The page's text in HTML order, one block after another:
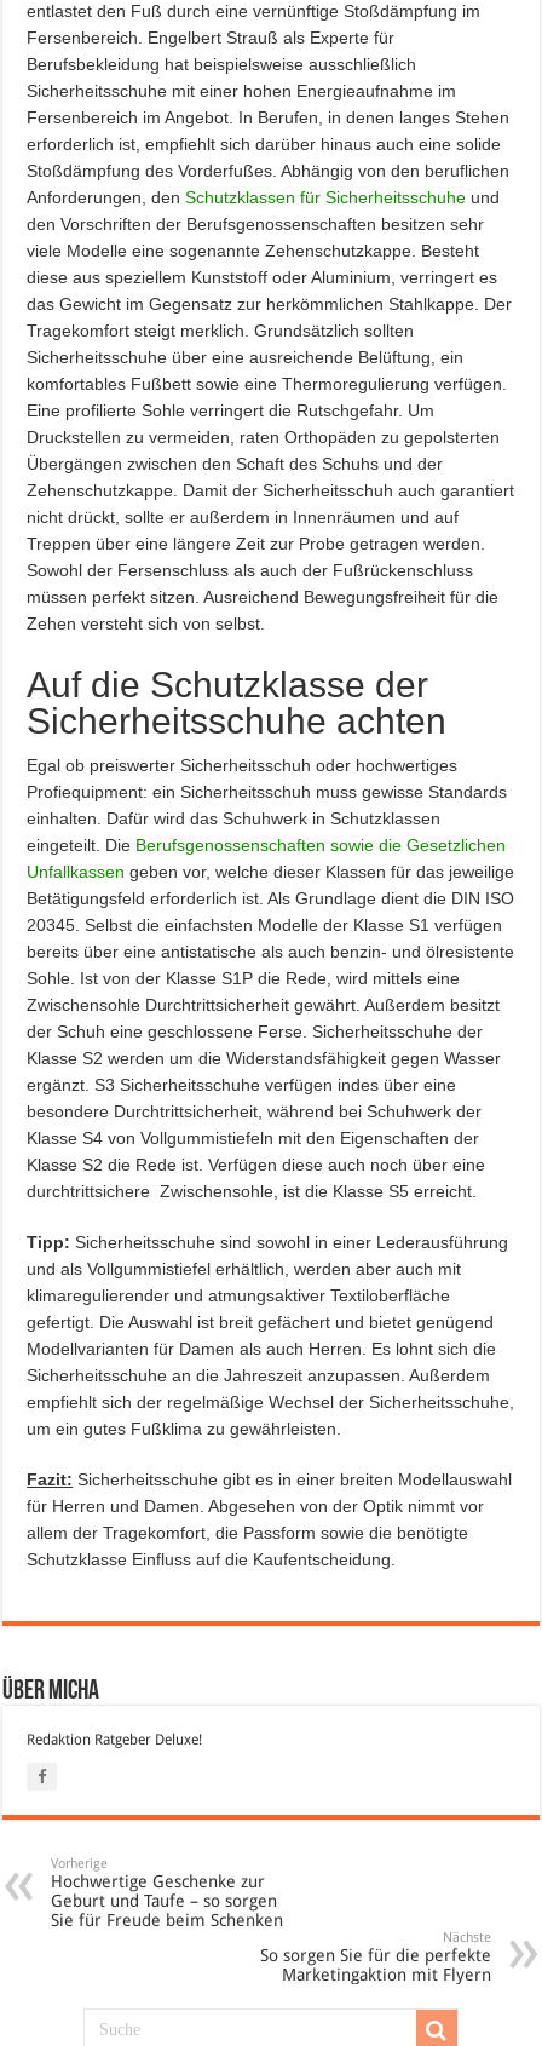
entlastet den Fuß durch eine vernünftige Stoßdämpfung im
Fersenbereich. Engelbert Strauß als Experte für
Berufsbekleidung hat beispielsweise ausschließlich
Sicherheitsschuhe mit einer hohen Energieaufnahme im
Fersenbereich im Angebot. In Berufen, in denen langes Stehen
erforderlich ist, empfiehlt sich darüber hinaus auch eine solide
Stoßdämpfung des Vorderfußes. Abhängig von den beruflichen
Anforderungen, denSchutzklassen für Sicherheitsschuhe und
den Vorschriften der Berufsgenossenschaften besitzen sehr
viele Modelle eine sogenannte Zehenschutzkappe. Besteht
diese aus speziellem Kunststoff oder Aluminium, verringert es
das Gewicht im Gegensatz zur herkömmlichen Stahlkappe. Der
Tragekomfort steigt merklich. Grundsätzlich sollten
Sicherheitsschuhe über eine ausreichende Belüftung, ein
komfortables Fußbett sowie eine Thermoregulierung verfügen.
Eine profilierte Sohle verringert die Rutschgefahr. Um
Druckstellen zu vermeiden, raten Orthopäden zu gepolsterten
Übergängen zwischen den Schaft des Schuhs und der
Zehenschutzkappe. Damit der Sicherheitsschuh auch garantiert
nicht drückt, sollte er außerdem in Innenräumen und auf
Treppen über eine längere Zeit zur Probe getragen werden.
Sowohl der Fersenschluss als auch der Fußrückenschluss
müssen perfekt sitzen. Ausreichend Bewegungsfreiheit für die
Zehen versteht sich von selbst.
Auf die Schutzklasse der
Sicherheitsschuhe achten
Egal ob preiswerter Sicherheitsschuh oder hochwertiges
Profiequipment: ein Sicherheitsschuh muss gewisse Standards
einhalten. Dafür wird das Schuhwerk in Schutzklassen
eingeteilt. Die Berufsgenossenschaften sowie die Gesetzlichen
Unfallkassen geben vor, welche dieser Klassen für das jeweilige
Betätigungsfeld erforderlich ist. Als Grundlage dient die DIN ISO
20345. Selbst die einfachsten Modelle der Klasse S1 verfügen
bereits über eine antistatische als auch benzin- und ölresistente
Sohle. Ist von der Klasse S1P die Rede, wird mittels eine
Zwischensohle Durchtrittsicherheit gewährt. Außerdem besitzt
der Schuh eine geschlossene Ferse. Sicherheitsschuhe der
Klasse S2 werden um die Widerstandsfähigkeit gegen Wasser
ergänzt. S3 Sicherheitsschuhe verfügen indes über eine
besondere Durchtrittsicherheit, während bei Schuhwerk der
Klasse S4 von Vollgummistiefeln mit den Eigenschaften der
Klasse S2 die Rede ist. Verfügen diese auch noch über eine
durchtrittsichere Zwischensohle, ist die Klasse S5 erreicht.
Tipp: Sicherheitsschuhe sind sowohl in einer Lederausführung
und als Vollgummistiefel erhältlich, werden aber auch mit
klimaregulierender und atmungsaktiver Textiloberfläche
gefertigt. Die Auswahl ist breit gefächert und bietet genügend
Modellvarianten für Damen als auch Herren. Es lohnt sich die
Sicherheitsschuhe an die Jahreszeit anzupassen. Außerdem
empfiehlt sich der regelmäßige Wechsel der Sicherheitsschuhe,
um ein gutes Fußklima zu gewährleisten.
Fazit: Sicherheitsschuhe gibt es in einer breiten Modellauswahl
für Herren und Damen. Abgesehen von der Optik nimmt vor
allem der Tragekomfort, die Passform sowie die benötigte
Schutzklasse Einfluss auf die Kaufentscheidung.
Über Micha
Redaktion Ratgeber Deluxe!
Vorherige
Hochwertige Geschenke zur
Geburt und Taufe – so sorgen
Sie für Freude beim Schenken
Nächste
So sorgen Sie für die perfekte
Marketingaktion mit Flyern